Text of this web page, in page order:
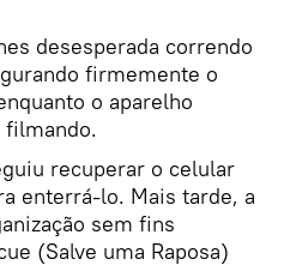
desesperada correndo
firmemente o
o aparelho
filmando.
recuperar o celular
enterrá-lo. Mais tarde, a
sem fins
(Salve uma Raposa)